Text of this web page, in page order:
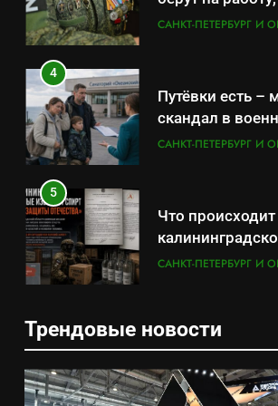
удержаться
САНКТ-ПЕТЕРБУРГ И
4
Путёвки есть –
скандал в
санатории
САНКТ-ПЕТЕРБУРГ И
5
Что происходит
военные
САНКТ-ПЕТЕРБУРГ И
«500-тонный
скрывает
САНКТ-ПЕТЕРБУРГ И
Трендовые новости
5
Что происходит